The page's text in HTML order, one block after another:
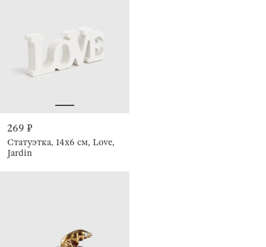
269 ₽
Статуэтка, 14х6 см, Love,
Jardin